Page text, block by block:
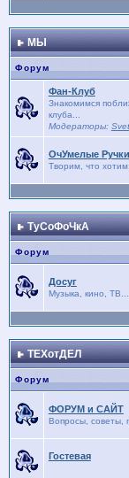
МЫ
Форум
Фан-Клуб
Знакомимся
клуба...
Модераторы:
ОчУмелые Ручки
Творим, что
ТуСоФоЧкА
Форум
Досуг
Музыка, кино, ТВ...
ТЕХотДЕЛ
Форум
ФОРУМ и САЙТ
Вопросы, советы,
Гостевая